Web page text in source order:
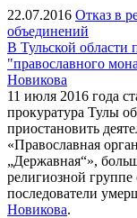
22.07.2016 Отказ в
объединений
В Тульской области
"православного
Новикова
11 июля 2016 года
прокуратура Тулы
приостановить
«Православная
„Державная“»,
религиозной группе
последователи
Новикова.